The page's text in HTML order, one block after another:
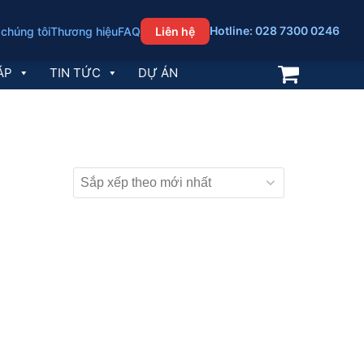
tôiThương hiệuFAQ Liên hệ Hotline: 028 7300 0246
TIN TỨC DỰ ÁN